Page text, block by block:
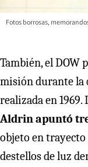
Fotos borrosas,
También, el DOW
misión durante la
realizada en 1969.
Aldrin apuntó
objeto en trayecto
destellos de luz